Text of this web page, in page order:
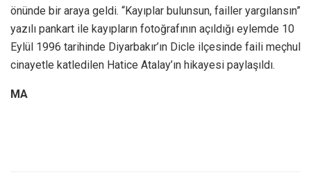
önünde bir araya geldi. “Kayıplar bulunsun, failler yargılansın”
yazılı pankart ile kayıpların fotoğrafının açıldığı eylemde 10
Eylül 1996 tarihinde Diyarbakır’ın Dicle ilçesinde faili meçhul
cinayetle katledilen Hatice Atalay’ın hikayesi paylaşıldı.
MA